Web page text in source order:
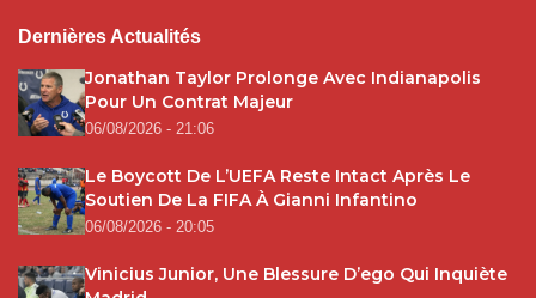
Dernières Actualités
Jonathan Taylor Prolonge Avec Indianapolis
Pour Un Contrat Majeur
06/08/2026 - 21:06
Le Boycott De L’UEFA Reste Intact Après Le
Soutien De La FIFA À Gianni Infantino
06/08/2026 - 20:05
Vinicius Junior, Une Blessure D’ego Qui Inquiète